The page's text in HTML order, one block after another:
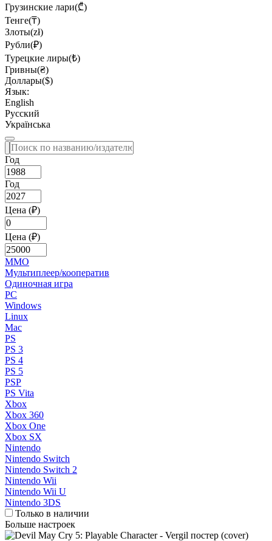
Грузинские лари(₾)
Тенге(₸)
Злоты(zł)
Рубли(₽)
Турецкие лиры(₺)
Гривны(₴)
Доллары($)
Язык:
English
Русский
Українська
Год
Год
Цена (₽)
Цена (₽)
MMO
Мультиплеер/кооператив
Одиночная игра
PC
Windows
Linux
Mac
PS
PS 3
PS 4
PS 5
PSP
PS Vita
Xbox
Xbox 360
Xbox One
Xbox SX
Nintendo
Nintendo Switch
Nintendo Switch 2
Nintendo Wii
Nintendo Wii U
Nintendo 3DS
Только в наличии
Больше настроек